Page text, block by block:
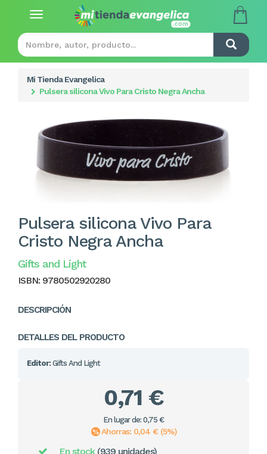
Toggle
Mi Tienda Evangelica
Pulsera silicona Vivo Para Cristo Negra Ancha
Pulsera silicona Vivo Para
Cristo Negra Ancha
Gifts and Light
ISBN: 9780502920280
DESCRIPCIÓN
DETALLES DEL PRODUCTO
Editor: Gifts And Light
0,71 €
En lugar de: 0,75 €
Ahorras: 0,04 € (5%)
En stock (939 unidades)